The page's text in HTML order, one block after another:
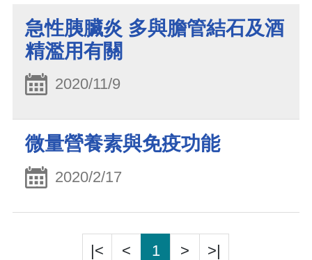
急性胰臟炎 多與膽管結石及酒
精濫用有關
2020/11/9
微量營養素與免疫功能
2020/2/17
|< < 1 > >|